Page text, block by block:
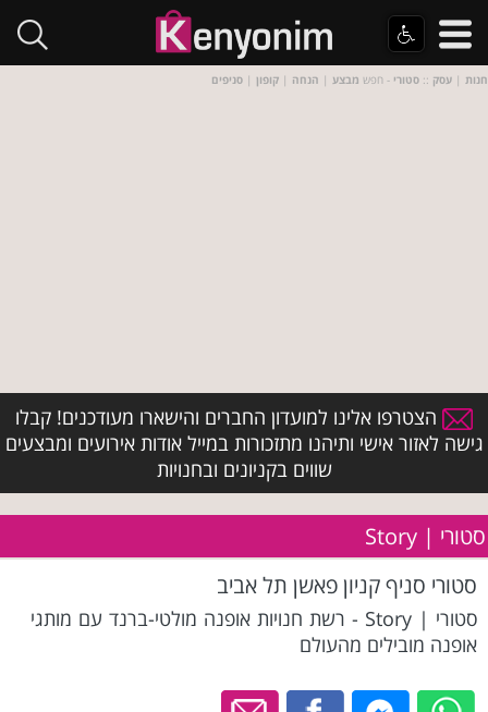
חנות | עסק :: סטורי - חפש מבצע | הנחה | קופון | סניפים
הצטרפו אלינו למועדון החברים והישארו מעודכנים! קבלו
גישה לאזור אישי ותיהנו מתזכורות במייל אודות אירועים ומבצעים
שווים בקניונים ובחנויות
סטורי | Story
סטורי סניף קניון פאשן תל אביב
סטורי | Story - רשת חנויות אופנה מולטי-ברנד עם מותגי
אופנה מובילים מהעולם